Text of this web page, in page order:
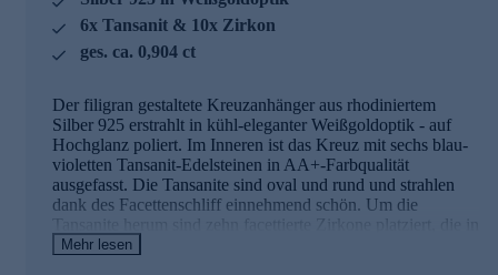
6x Tansanit & 10x Zirkon
ges. ca. 0,904 ct
Der filigran gestaltete Kreuzanhänger aus rhodiniertem
Silber 925 erstrahlt in kühl-eleganter Weißgoldoptik - auf
Hochglanz poliert. Im Inneren ist das Kreuz mit sechs blau-
violetten Tansanit-Edelsteinen in AA+-Farbqualität
ausgefasst. Die Tansanite sind oval und rund und strahlen
dank des Facettenschliff einnehmend schön. Um die
Tansanite herum sind zehn facettierte Zirkone platziert, die in
strahlendem Weiß perfekt mit dem Blau-Violett der
Mehr lesen